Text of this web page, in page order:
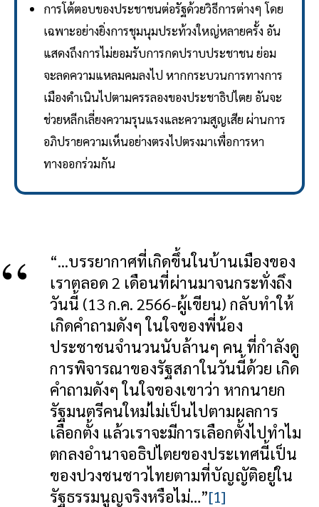
การโต้ตอบของประชาชนต่อรัฐด้วยวิธีการต่างๆ โดย
เฉพาะอย่างยิ่งการชุมนุมประท้วงใหญ่หลายครั้ง อัน
แสดงถึงการไม่ยอมรับการกดปราบประชาชน ย่อม
จะลดความแหลมคมลงไป หากกระบวนการทางการ
เมืองดำเนินไปตามครรลองของประชาธิปไตย อันจะ
ช่วยหลีกเลี่ยงความรุนแรงและความสูญเสีย ผ่านการ
อภิปรายความเห็นอย่างตรงไปตรงมาเพื่อการหา
ทางออกร่วมกัน
“...บรรยากาศที่เกิดขึ้นในบ้านเมืองของ
เราตลอด 2 เดือนที่ผ่านมาจนกระทั่งถึง
วันนี้ (13 ก.ค. 2566-ผู้เขียน) กลับทำให้
เกิดคำถามดังๆ ในใจของพี่น้อง
ประชาชนจำนวนนับล้านๆ คน ที่กำลังดู
การพิจารณาของรัฐสภาในวันนี้ด้วย เกิด
คำถามดังๆ ในใจของเขาว่า หากนายก
รัฐมนตรีคนใหม่ไม่เป็นไปตามผลการ
เลือกตั้ง แล้วเราจะมีการเลือกตั้งไปทำไม
ตกลงอำนาจอธิปไตยของประเทศนี้เป็น
ของปวงชนชาวไทยตามที่บัญญัติอยู่ใน
รัฐธรรมนูญจริงหรือไม่…”[1]